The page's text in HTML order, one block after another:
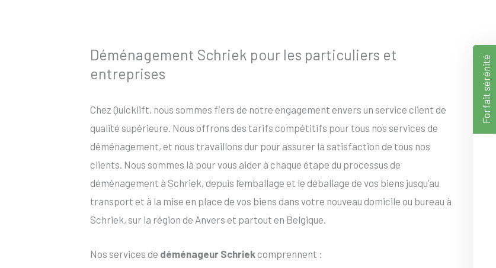
Déménagement Schriek pour les particuliers et
entreprises
Chez Quicklift, nous sommes fiers de notre engagement envers un service client de
qualité supérieure. Nous offrons des tarifs compétitifs pour tous nos services de
déménagement, et nous travaillons dur pour assurer la satisfaction de tous nos
clients. Nous sommes là pour vous aider à chaque étape du processus de
déménagement à Schriek, depuis l’emballage et le déballage de vos biens jusqu’au
transport et à la mise en place de vos biens dans votre nouveau domicile ou bureau à
Schriek, sur la région de Anvers et partout en Belgique.
Nos services de déménageur Schriek comprennent :
Forfait sérénité